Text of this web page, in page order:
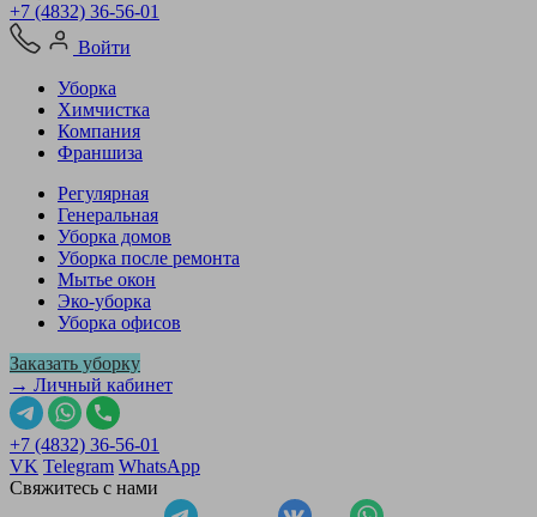
+7 (4832) 36-56-01
Войти
Уборка
Химчистка
Компания
Франшиза
Регулярная
Генеральная
Уборка домов
Уборка после ремонта
Мытье окон
Эко-уборка
Уборка офисов
Заказать уборку
→ Личный кабинет
+7 (4832) 36-56-01
VK Telegram WhatsApp
Свяжитесь с нами